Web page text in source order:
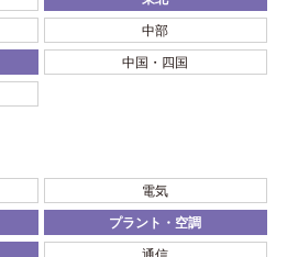
中部
中国・四国
電気
プラント・空調